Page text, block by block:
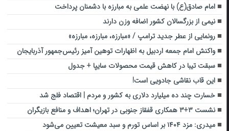
امام صادق(ع) با نهضت علمی به مبارزه با دشمنان پرداخت
نیمی از بزرگسالان کشور اضافه وزن دارند
رونمایی از عطر جدید ترامپ / «مبارزه، مبارزه، مبارزه»
واکنش امام جمعه اردبیل به اظهارات توهین آمیز رئیس‌جمهور آذربایجان
سبقت تیبا در کاهش قیمت محصولات سایپا + جدول
این قاب نقاشی جادویی است!
خسارت چند ده میلیارد دلاری به کشور و مردم | اقتصاد فلج شد
نشست ۳+۳ همکاری قفقاز جنوبی در تهران؛ اهداف و منافع بازیگران
میدری: مزد ۱۴۰۴ بر اساس تورم و سبد معیشت تعیین می‌شود